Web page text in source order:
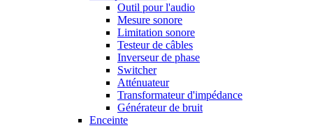
Outil pour l'audio
Mesure sonore
Limitation sonore
Testeur de câbles
Inverseur de phase
Switcher
Atténuateur
Transformateur d'impédance
Générateur de bruit
Enceinte